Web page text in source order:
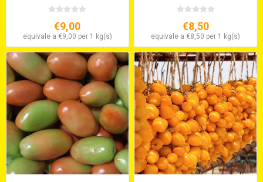
€9,00
equivale a €9,00 per 1 kg(s)
€8,50
equivale a €8,50 per 1 kg(s)